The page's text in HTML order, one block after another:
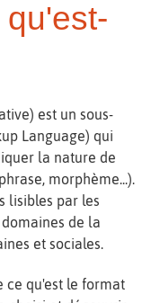
est un sous-
Language) qui
la nature de
morphème...).
lisibles par les
de la
et sociales.
ce qu'est le format